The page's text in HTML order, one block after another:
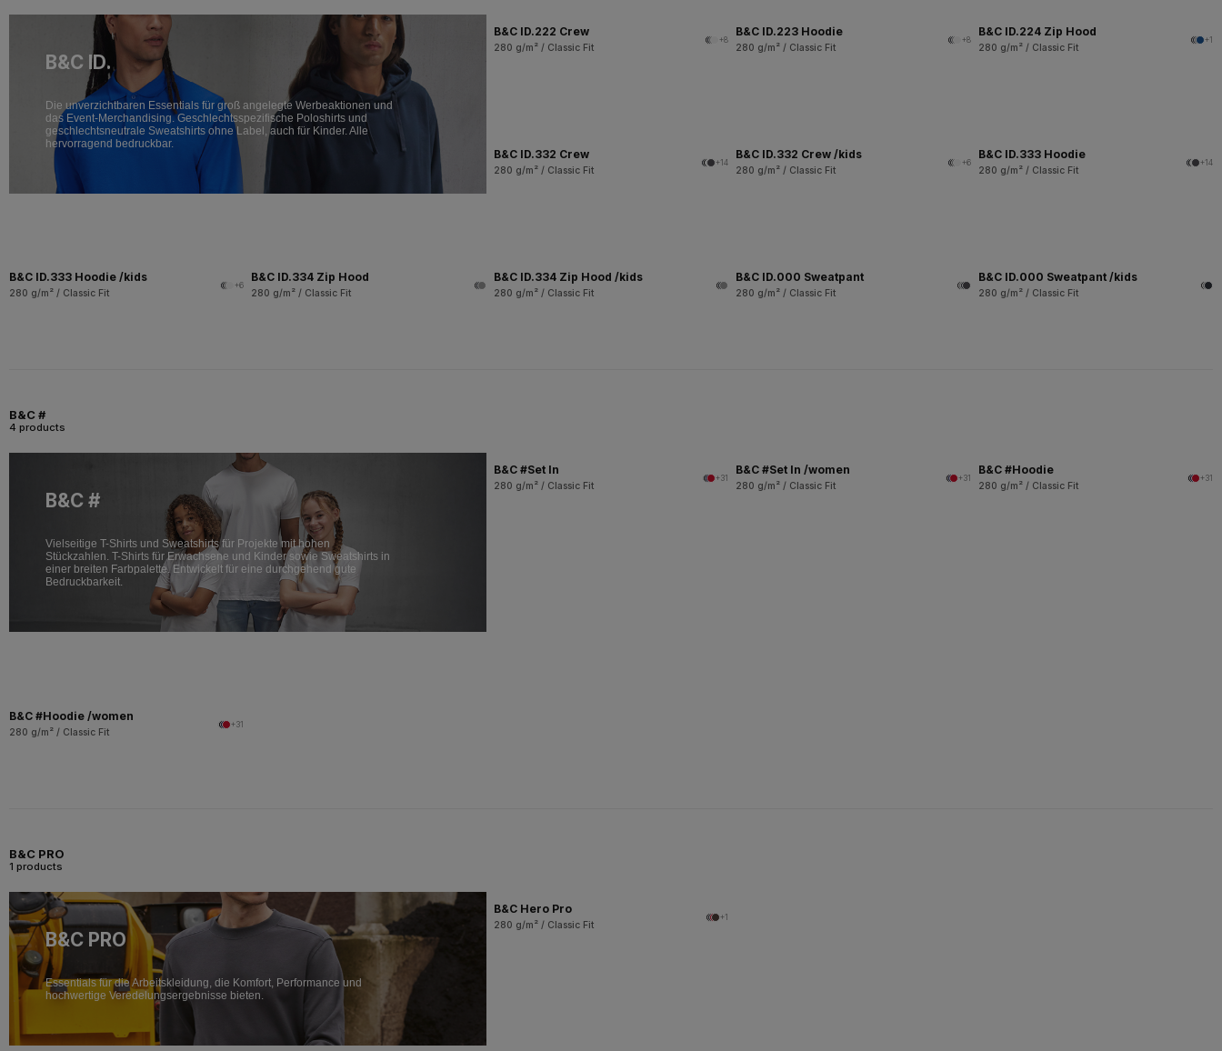
B&C ID.
Die unverzichtbaren Essentials für groß angelegte Werbeaktionen und
das Event-Merchandising. Geschlechtsspezifische Poloshirts und
geschlechtsneutrale Sweatshirts ohne Label, auch für Kinder. Alle
hervorragend bedruckbar.
B&C ID.222 Crew
280 g/m² / Classic Fit
+8
B&C ID.223 Hoodie
280 g/m² / Classic Fit
+8
B&C ID.224 Zip Hood
280 g/m² / Classic Fit
+1
B&C ID.332 Crew
280 g/m² / Classic Fit
+14
B&C ID.332 Crew /kids
280 g/m² / Classic Fit
+6
B&C ID.333 Hoodie
280 g/m² / Classic Fit
+14
B&C ID.333 Hoodie /kids
280 g/m² / Classic Fit
+6
B&C ID.334 Zip Hood
280 g/m² / Classic Fit
B&C ID.334 Zip Hood /kids
280 g/m² / Classic Fit
B&C ID.000 Sweatpant
280 g/m² / Classic Fit
B&C ID.000 Sweatpant /kids
280 g/m² / Classic Fit
B&C #
4 products
B&C #
Vielseitige T-Shirts und Sweatshirts für Projekte mit hohen
Stückzahlen. T-Shirts für Erwachsene und Kinder sowie Sweatshirts in
einer breiten Farbpalette. Entwickelt für eine durchgehend gute
Bedruckbarkeit.
B&C #Set In
280 g/m² / Classic Fit
+31
B&C #Set In /women
280 g/m² / Classic Fit
+31
B&C #Hoodie
280 g/m² / Classic Fit
+31
B&C #Hoodie /women
280 g/m² / Classic Fit
+31
B&C PRO
1 products
B&C PRO
Essentials für die Arbeitskleidung, die Komfort, Performance und
hochwertige Veredelungsergebnisse bieten.
B&C Hero Pro
280 g/m² / Classic Fit
+1